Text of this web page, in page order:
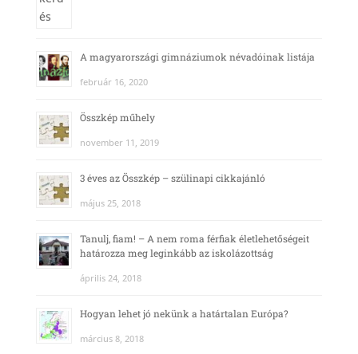
A magyarországi gimnáziumok névadóinak listája
február 16, 2020
Összkép műhely
november 11, 2019
3 éves az Összkép – szülinapi cikkajánló
május 25, 2018
Tanulj, fiam! – A nem roma férfiak életlehetőségeit
határozza meg leginkább az iskolázottság
április 24, 2018
Hogyan lehet jó nekünk a határtalan Európa?
március 8, 2018